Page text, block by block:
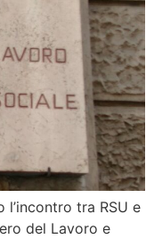
tra RSU e
del Lavoro e